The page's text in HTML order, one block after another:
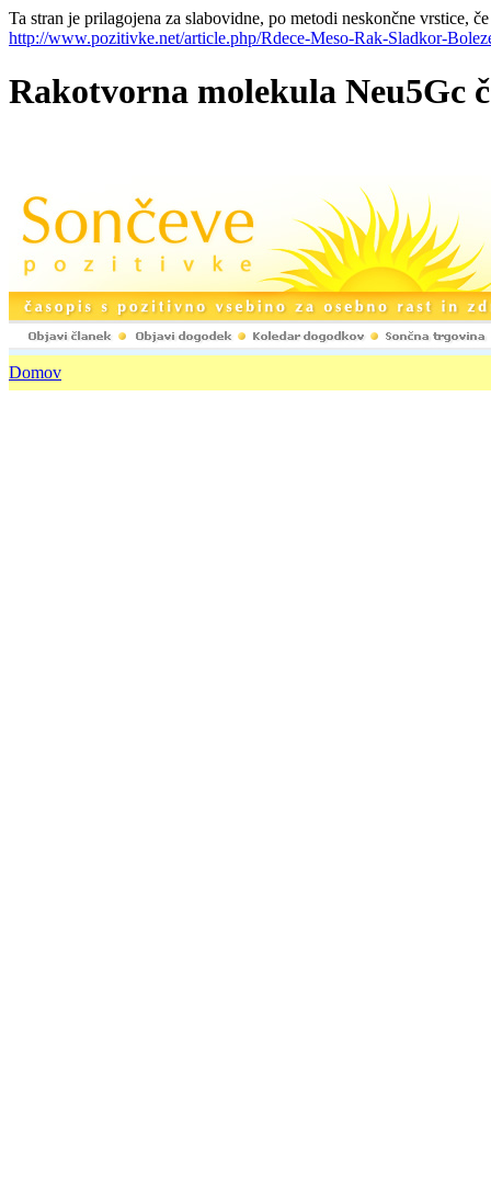
Ta stran je prilagojena za slabovidne, po metodi neskončne vrstice,
http://www.pozitivke.net/article.php/Rdece-Meso-Rak-Sladkor-
Rakotvorna molekula Neu5Gc
Domov